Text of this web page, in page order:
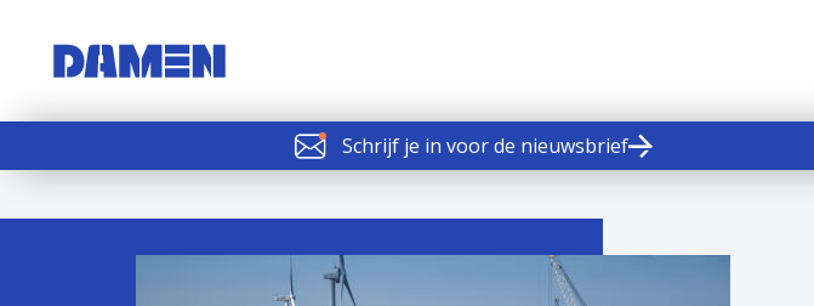
Schrijf je in voor de nieuwsbrief